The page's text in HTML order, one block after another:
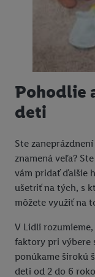
Pohodlie
deti
Ste
znamená veľa?
vám pridať ďalšie
ušetriť na tých, s
môžete využiť na
V Lidli
faktory pri výbere
ponúkame širokú
deti od 2 do 6